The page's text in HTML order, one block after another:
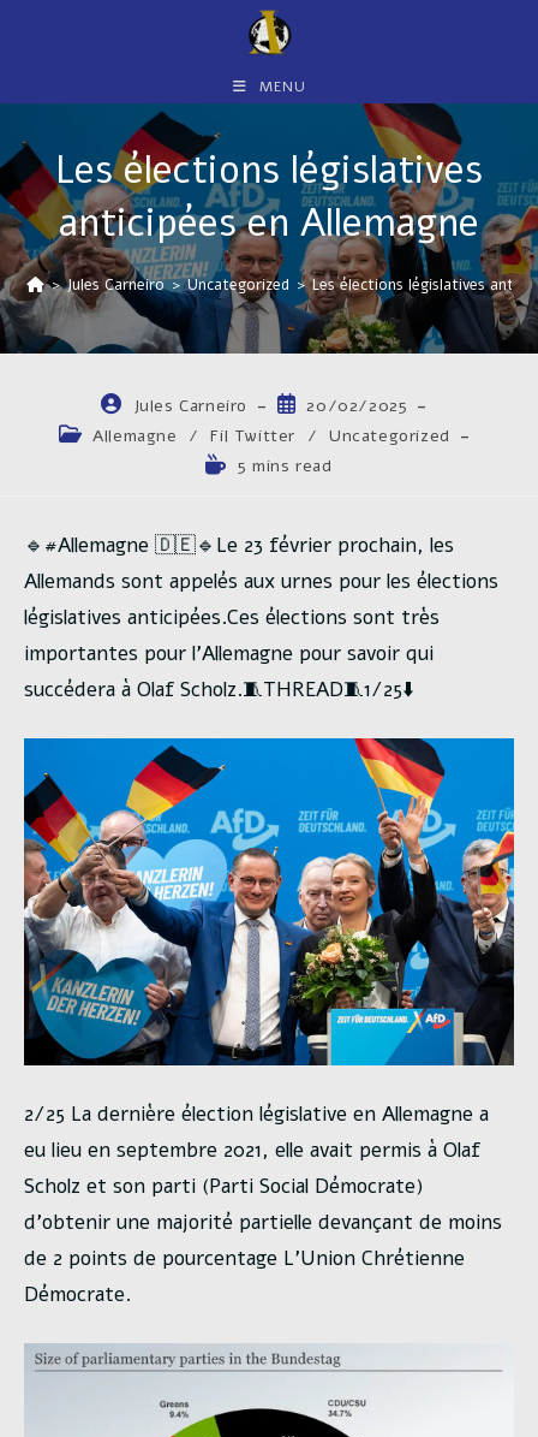
MENU
Les élections législatives
anticipées en Allemagne
> Jules Carneiro > Uncategorized > Les élections législatives
Auteur/autrice
de
la
Jules Carneiro
Publication
publiée :
20/02/2025
PostAllemagne / Fil Twitter / Uncategorized
Temps5 mins read
🔹#Allemagne 🇩🇪🔹Le 23 février prochain, les
Allemands sont appelés aux urnes pour les élections
législatives anticipées.Ces élections sont très
importantes pour l’Allemagne pour savoir qui
succédera à Olaf Scholz.🧵THREAD🧵1/25⬇️
2/25 La dernière élection législative en Allemagne a
eu lieu en septembre 2021, elle avait permis à Olaf
Scholz et son parti (Parti Social Démocrate)
d’obtenir une majorité partielle devançant de moins
de 2 points de pourcentage L’Union Chrétienne
Démocrate.